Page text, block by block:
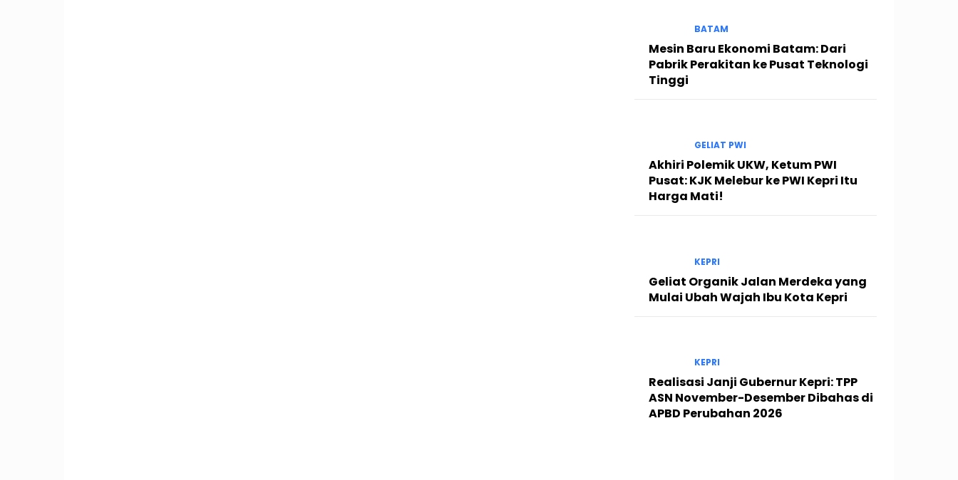
BATAM
Mesin Baru Ekonomi Batam: Dari
Pabrik Perakitan ke Pusat Teknologi
Tinggi
GELIAT PWI
Akhiri Polemik UKW, Ketum PWI
Pusat: KJK Melebur ke PWI Kepri Itu
Harga Mati!
KEPRI
Geliat Organik Jalan Merdeka yang
Mulai Ubah Wajah Ibu Kota Kepri
KEPRI
Realisasi Janji Gubernur Kepri: TPP
ASN November-Desember Dibahas di
APBD Perubahan 2026